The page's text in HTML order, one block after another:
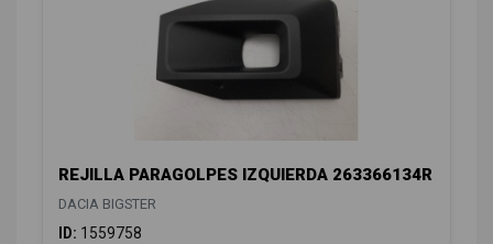
REJILLA PARAGOLPES IZQUIERDA 263366134R
DACIA BIGSTER
ID: 1559758